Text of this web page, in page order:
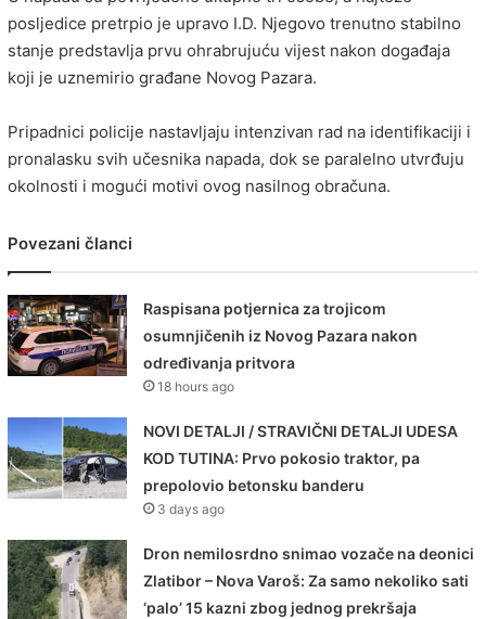
posljedice pretrpio je upravo I.D. Njegovo trenutno stabilno
stanje predstavlja prvu ohrabrujuću vijest nakon događaja
koji je uznemirio građane Novog Pazara.
Pripadnici policije nastavljaju intenzivan rad na identifikaciji i
pronalasku svih učesnika napada, dok se paralelno utvrđuju
okolnosti i mogući motivi ovog nasilnog obračuna.
Povezani članci
Raspisana potjernica za trojicom
osumnjičenih iz Novog Pazara nakon
određivanja pritvora
18 hours ago
NOVI DETALJI / STRAVIČNI DETALJI UDESA
KOD TUTINA: Prvo pokosio traktor, pa
prepolovio betonsku banderu
3 days ago
Dron nemilosrdno snimao vozače na deonici
Zlatibor – Nova Varoš: Za samo nekoliko sati
‘palo’ 15 kazni zbog jednog prekršaja